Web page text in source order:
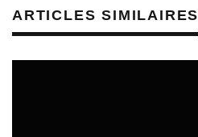
ARTICLES SIMILAIRES